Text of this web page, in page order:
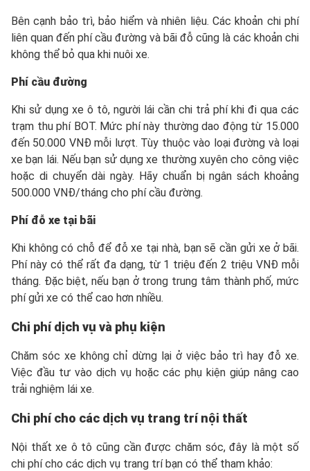
Bên cạnh bảo trì, bảo hiểm và nhiên liệu. Các khoản chi phí
liên quan đến phí cầu đường và bãi đỗ cũng là các khoản chi
không thể bỏ qua khi nuôi xe.
Phí cầu đường
Khi sử dụng xe ô tô, người lái cần chi trả phí khi đi qua các
trạm thu phí BOT. Mức phí này thường dao động từ 15.000
đến 50.000 VNĐ mỗi lượt. Tùy thuộc vào loại đường và loại
xe bạn lái. Nếu bạn sử dụng xe thường xuyên cho công việc
hoặc di chuyển dài ngày. Hãy chuẩn bị ngân sách khoảng
500.000 VNĐ/tháng cho phí cầu đường.
Phí đỗ xe tại bãi
Khi không có chỗ để đỗ xe tại nhà, bạn sẽ cần gửi xe ở bãi.
Phí này có thể rất đa dạng, từ 1 triệu đến 2 triệu VNĐ mỗi
tháng. Đặc biệt, nếu bạn ở trong trung tâm thành phố, mức
phí gửi xe có thể cao hơn nhiều.
Chi phí dịch vụ và phụ kiện
Chăm sóc xe không chỉ dừng lại ở việc bảo trì hay đỗ xe.
Việc đầu tư vào dịch vụ hoặc các phụ kiện giúp nâng cao
trải nghiệm lái xe.
Chi phí cho các dịch vụ trang trí nội thất
Nội thất xe ô tô cũng cần được chăm sóc, đây là một số
chi phí cho các dịch vụ trang trí bạn có thể tham khảo: